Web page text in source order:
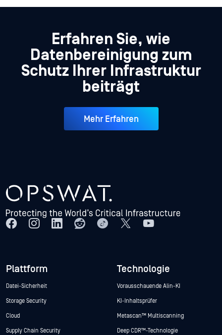
Erfahren Sie, wie
Datenbereinigung zum
Schutz Ihrer Infrastruktur
beiträgt
Mehr Erfahren
Plattform
Datei-Sicherheit
Storage Security
Cloud
Supply Chain Security
Technologie
Vorausschauende Alin-KI
KI-Inhaltsprüfer
Metascan™ Multiscanning
Deep CDR™-Technologie